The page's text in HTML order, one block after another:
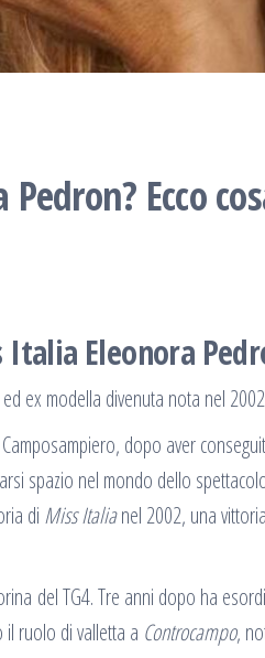
Ecco
Italia Eleonora
ex modella divenuta nota nel
dopo aver
spazio nel mondo dello
di Miss Italianel 2002, una
del TG4. Tre anni dopo ha
ruolo di valletta a Controcampo,